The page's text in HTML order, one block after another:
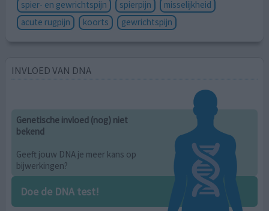
spier- en gewrichtspijn
spierpijn
misselijkheid
acute rugpijn
koorts gewrichtspijn
INVLOED VAN DNA
Genetische invloed (nog) niet
bekend
Geeft jouw DNA je meer kans op
bijwerkingen?
Doe de DNA test!